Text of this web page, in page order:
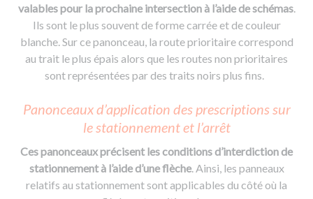
valables pour la prochaine intersection à l’aide de schémas.
Ils sont le plus souvent de forme carrée et de couleur
blanche. Sur ce panonceau, la route prioritaire correspond
au trait le plus épais alors que les routes non prioritaires
sont représentées par des traits noirs plus fins.
Panonceaux d’application des prescriptions sur
le stationnement et l’arrêt
Ces panonceaux précisent les conditions d’interdiction de
stationnement à l’aide d’une flèche. Ainsi, les panneaux
relatifs au stationnement sont applicables du côté où la